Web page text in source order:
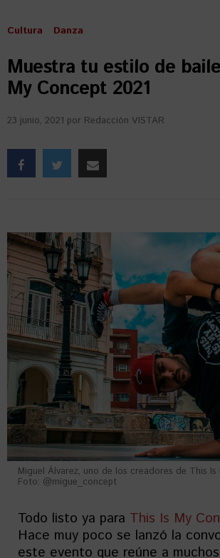
Cultura Danza
Muestra tu estilo de
My Concept 2021
23 junio, 2021 por Redacción VISTAR
Miguel Álvarez, uno de los creadores de This Is
Foto: @migue_concept
Todo listo ya para This Is My
Hace muy poco se lanzó la
este evento que reúne a